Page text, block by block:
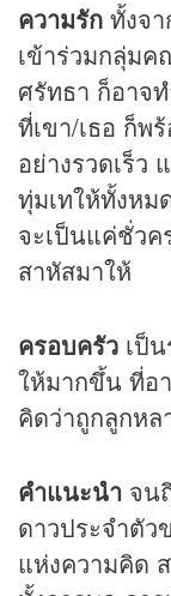
ความรัก ทั้งจ
เข้าร่วมกลุ่ม
ศรัทธา ก็อาจ
ที่เขา/เธอ ก็พ
อย่างรวดเร็ว
ทุ่มเทให้ทั้งหม
จะเป็นแค่ชั่ว
สาหัสมาให้
ครอบครัว เป็
ให้มากขึ้น ที่อ
คิดว่าถูกลูกห
คำแนะนำ จน
ดาวประจำตั
แห่งความคิด